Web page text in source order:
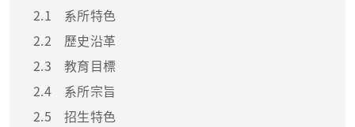
2.1
系所特色
2.2
歷史沿革
2.3
教育目標
2.4
系所宗旨
2.5
招生特色